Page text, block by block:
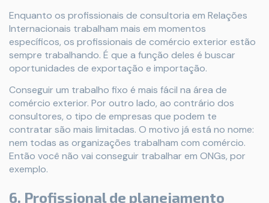
Enquanto os profissionais de consultoria em Relações
Internacionais trabalham mais em momentos
específicos, os profissionais de comércio exterior estão
sempre trabalhando. É que a função deles é buscar
oportunidades de exportação e importação.
Conseguir um trabalho fixo é mais fácil na área de
comércio exterior. Por outro lado, ao contrário dos
consultores, o tipo de empresas que podem te
contratar são mais limitadas. O motivo já está no nome:
nem todas as organizações trabalham com comércio.
Então você não vai conseguir trabalhar em ONGs, por
exemplo.
6. Profissional de planejamento